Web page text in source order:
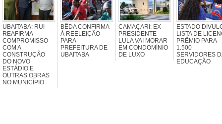
UBAITABA: RUI
REAFIRMA
COMPROMISSO
COM A
CONSTRUÇÃO
DO NOVO
ESTÁDIO E
OUTRAS OBRAS
NO MUNICÍPIO
BÊDA CONFIRMA
À REELEIÇÃO
PARA
PREFEITURA DE
UBAITABA
CAMAÇARI: EX-
PRESIDENTE
LULA VAI MORAR
EM CONDOMÍNIO
DE LUXO
ESTADO
LISTA DE
PRÊMIO PARA
1.500
SERVIDORES
EDUCAÇÃO